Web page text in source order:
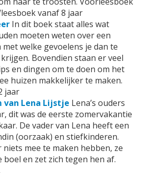
vanaf 8 jaar
In dit boek staat alles wat
moeten weten over een
met welke gevoelens je dan te
Bovendien staan er veel
en dingen om te doen om het
huizen makkelijker te maken.
jaar
van Lena Lijstje Lena’s ouders
dit was de eerste zomervakantie
De vader van Lena heeft een
(oorzaak) en stiefkinderen.
niets mee te maken hebben, ze
boel en zet zich tegen hen af.